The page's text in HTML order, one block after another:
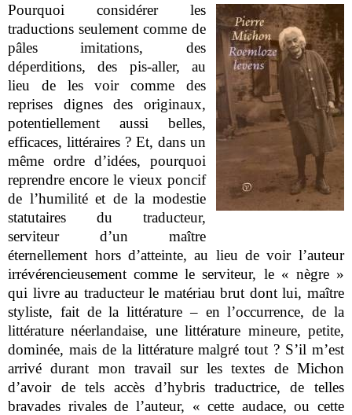
Pourquoi considérer les
traductions seulement comme de
pâles imitations, des
déperditions, des pis-aller, au
lieu de les voir comme des
reprises dignes des originaux,
potentiellement aussi belles,
efficaces, littéraires ? Et, dans un
même ordre d’idées, pourquoi
reprendre encore le vieux poncif
de l’humilité et de la modestie
statutaires du traducteur,
serviteur d’un maître
éternellement hors d’atteinte, au lieu de voir l’auteur
irrévérencieusement comme le serviteur, le « nègre »
qui livre au traducteur le matériau brut dont lui, maître
styliste, fait de la littérature – en l’occurrence, de la
littérature néerlandaise, une littérature mineure, petite,
dominée, mais de la littérature malgré tout ? S’il m’est
arrivé durant mon travail sur les textes de Michon
d’avoir de tels accès d’hybris traductrice, de telles
bravades rivales de l’auteur, « cette audace, ou cette